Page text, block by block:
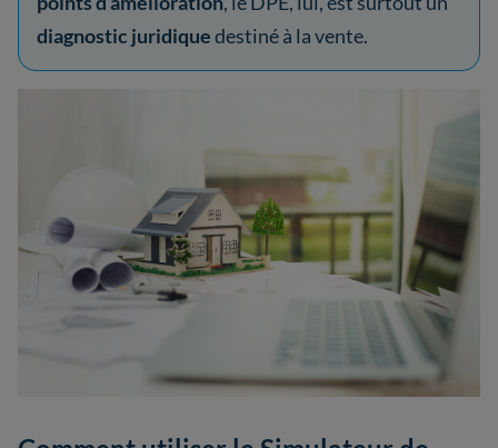
diagnostic juridiquedestiné à la vente.